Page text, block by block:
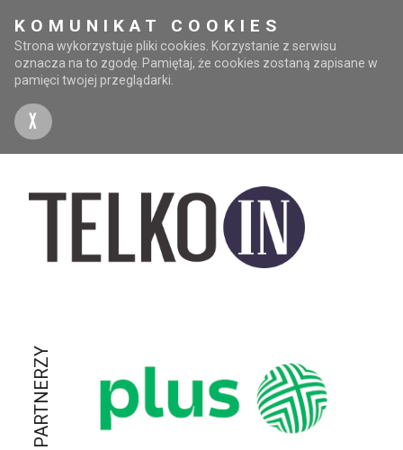
KOMUNIKAT COOKIES
Strona wykorzystuje pliki cookies. Korzystanie z serwisu
oznacza na to zgodę. Pamiętaj, że cookies zostaną zapisane w
pamięci twojej przeglądarki.
X
PARTNERZY